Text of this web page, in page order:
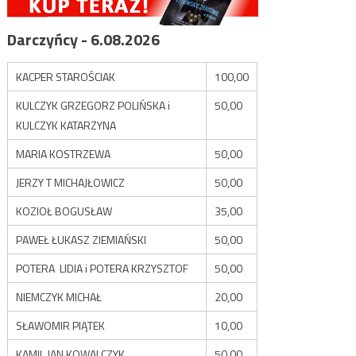
Darczyńcy - 6.08.2026
KACPER STAROŚCIAK
100,00
KULCZYK GRZEGORZ POLIŃSKA i
KULCZYK KATARZYNA
50,00
MARIA KOSTRZEWA
50,00
JERZY T MICHAJŁOWICZ
50,00
KOZIOŁ BOGUSŁAW
35,00
PAWEŁ ŁUKASZ ZIEMIAŃSKI
50,00
POTERA LIDIA i POTERA KRZYSZTOF
50,00
NIEMCZYK MICHAŁ
20,00
SŁAWOMIR PIĄTEK
10,00